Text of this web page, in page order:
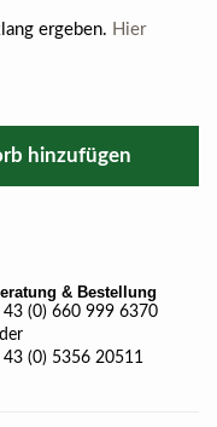
ergeben. Hier
hinzufügen
& Bestellung
43 (0) 660 999 6370
43 (0) 5356 20511